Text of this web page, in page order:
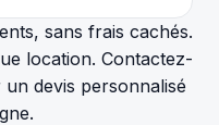
sans frais cachés.
location. Contactez-
devis personnalisé